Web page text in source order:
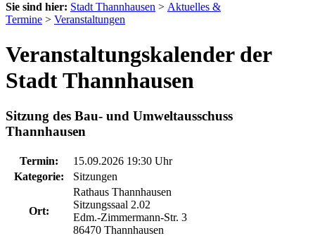
Sie sind hier: Stadt Thannhausen > Aktuelles &
Termine > Veranstaltungen
Veranstaltungskalender der
Stadt Thannhausen
Sitzung des Bau- und Umweltausschuss
Thannhausen
Termin:
15.09.2026 19:30 Uhr
Kategorie:
Sitzungen
Ort:
Rathaus Thannhausen
Sitzungssaal 2.02
Edm.-Zimmermann-Str. 3
86470 Thannhausen